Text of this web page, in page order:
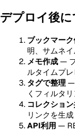
デプロイ後
ブックマー
明、サムネ
メモ作成—
ルタイムプ
タグで整理 —
くフィルタ
コレクショ
リンクを生成
API利用 —